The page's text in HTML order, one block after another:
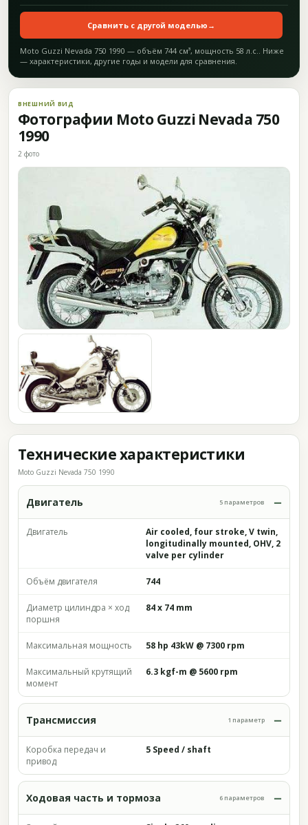
Сравнить с другой моделью →
Moto Guzzi Nevada 750 1990 — объём 744 см³, мощность 58 л.с.. Ниже
— характеристики, другие годы и модели для сравнения.
ВНЕШНИЙ ВИД
Фотографии Moto Guzzi Nevada 750
1990
2 фото
Технические характеристики
Moto Guzzi Nevada 750 1990
Двигатель 5 параметров
Двигатель
Air cooled, four stroke, V twin,
longitudinally mounted, OHV, 2
valve per cylinder
Объём двигателя 744
Диаметр цилиндра × ход
поршня
84 x 74 mm
Максимальная мощность 58 hp 43kW @ 7300 rpm
Максимальный крутящий
момент
6.3 kgf-m @ 5600 rpm
Трансмиссия 1 параметр
Коробка передач и
привод
5 Speed / shaft
Ходовая часть и тормоза 6 параметров